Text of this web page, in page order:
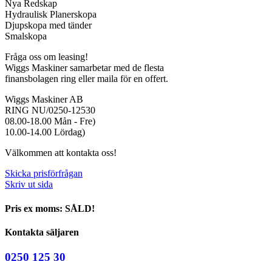
Nya Redskap
Hydraulisk Planerskopa
Djupskopa med tänder
Smalskopa
Fråga oss om leasing!
Wiggs Maskiner samarbetar med de flesta
finansbolagen ring eller maila för en offert.
Wiggs Maskiner AB
RING NU/0250-12530
08.00-18.00 Mån - Fre)
10.00-14.00 Lördag)
Välkommen att kontakta oss!
Skicka prisförfrågan
Skriv ut sida
Pris ex moms: SÅLD!
Kontakta säljaren
0250 125 30